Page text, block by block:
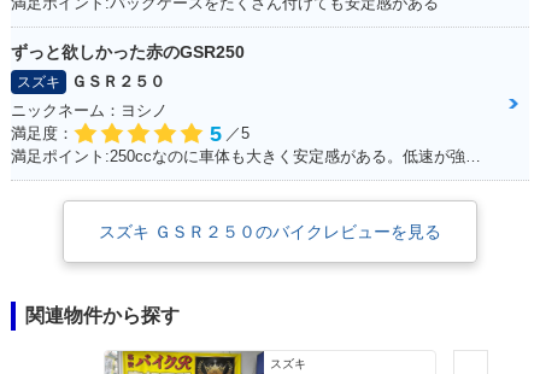
ずっと欲しかった赤のGSR250
スズキ
ＧＳＲ２５０
ニックネーム：ヨシノ
満足度：
5 ／5
満足ポイント:250ccなのに車体も大きく安定感がある。低速が強いのエンスト知らず。
スズキ ＧＳＲ２５０のバイクレビューを見る
関連物件から探す
スズキ